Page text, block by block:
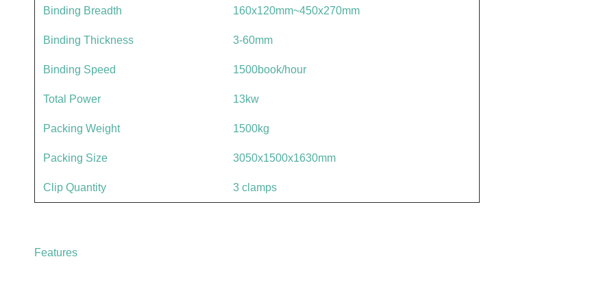
Binding Breadth 160x120mm~450x270mm
Binding Thickness 3-60mm
Binding Speed 1500book/hour
Total Power 13kw
Packing Weight 1500kg
Packing Size 3050x1500x1630mm
Clip Quantity 3 clamps
Features